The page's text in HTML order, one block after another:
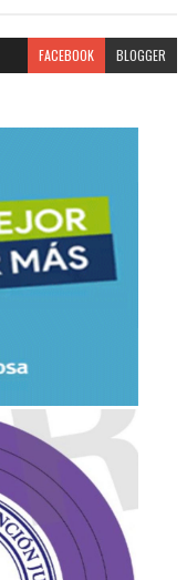
FACEBOOK BLOGGER